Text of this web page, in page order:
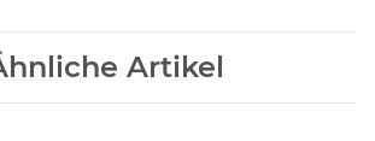
Artikel